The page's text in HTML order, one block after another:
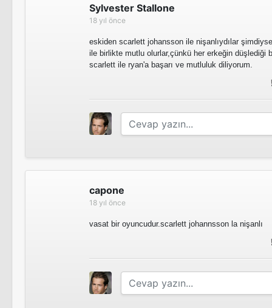
Deadpool
Sinema Filmi
Self/less
Sinema Filmi
The Voices
Sylvester Stallone
18 yıl önce
eskiden scarlett johansson ile nişanlıydılar
ile birlikte mutlu olurlar,çünkü her erkeğin düşlediği
scarlett ile ryan'a başarı ve mutluluk diliyorum.
capone
18 yıl önce
vasat bir oyuncudur.scarlett johannsson la nişanlı